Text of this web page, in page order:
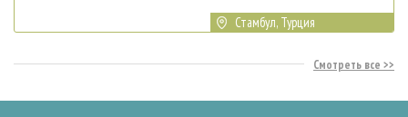
Стамбул, Турция
Смотреть все